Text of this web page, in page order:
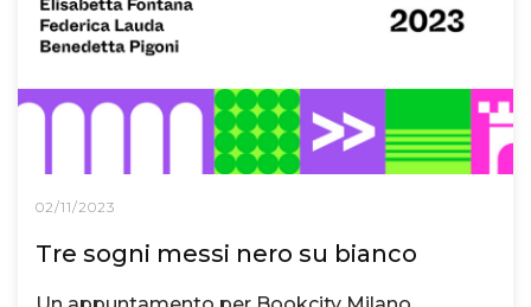
02/11/2023
Tre sogni messi nero su bianco